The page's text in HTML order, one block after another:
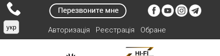
Авторизація Реєстрація Обране
укр